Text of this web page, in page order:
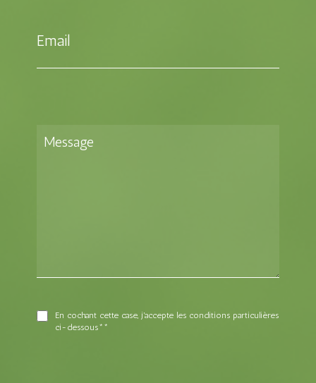
Email
En cochant cette case, j'accepte les conditions particulières
ci-dessous**